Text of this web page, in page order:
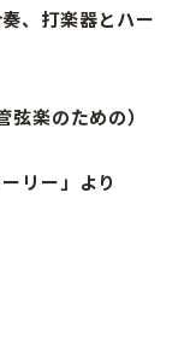
、打楽器とハー
楽のための）
リー」より